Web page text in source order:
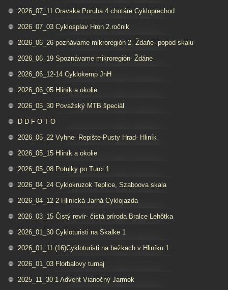
2026_07_11 Oravska Poruba 4 chotáre Cykloprechod
2026_07_03 Cyklosplav Hron 2.ročnik
2026_06_26 poznávame mikroregión 2- Ždaňe- popod skalu
2026_06_19 Spoznávame mikroregión- Ždáne
2026_06_12-14 Cyklokemp JnH
2026_06_05 Hliník a okolie
2026_05_30 Považský MTB špeciál
D D F O T O
2026_05_22 Vyhne- Repište-Pusty Hrad- Hliník
2026_05_15 Hliník a okolie
2026_05_08 Potulky po Turci 1
2026_04_24 Cyklokruzok Teplice, Szaboova skala
2026_04_12 2 Hlinícká Jarná Cyklojazda
2026_03_15 Čistý revír- čistá príroda Bralce Lehôtka
2026_01_30 Cykloturisti na Skalke 1
2026_01_11 (16)Cykloturisti na bežkach v Hliníku 1
2026_01_03 Florbalovy turnaj
2025_11_30 1 Advent Vianočný Jarmok